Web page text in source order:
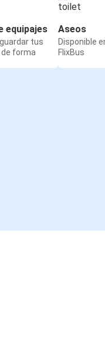
equipajes
tus
forma
Aseos
Disponible
FlixBus